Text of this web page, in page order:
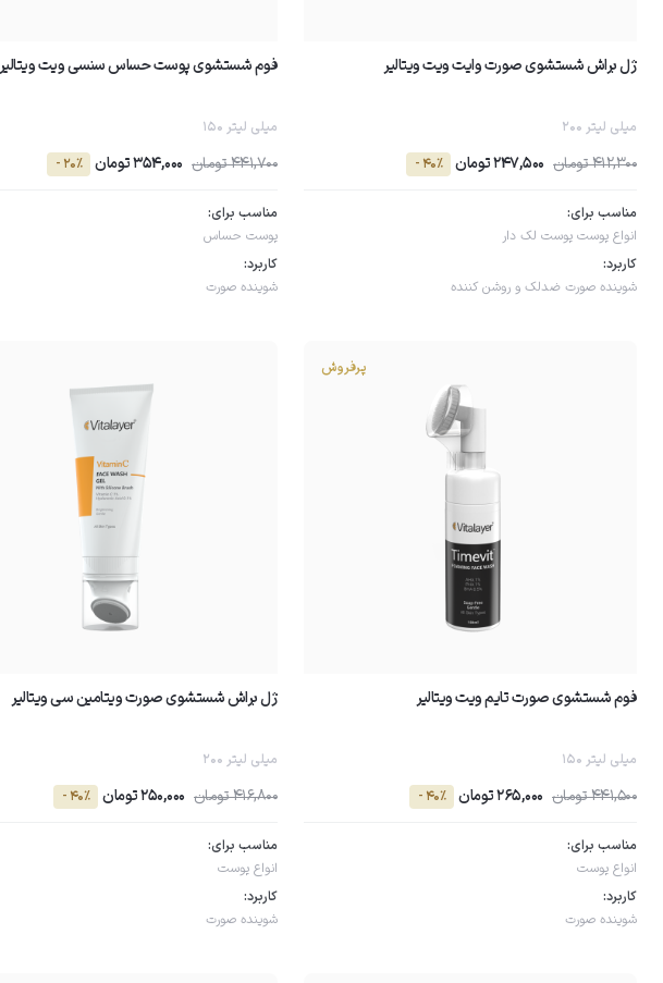
ژل براش شستشوی صورت وایت ویت ویتالیر
200 میلی لیتر
412,300 تومان 247,500 تومان - 40٪
مناسب برای:
انواع پوست پوست لک دار
کاربرد:
شوینده صورت ضدلک و روشن کننده
فوم شستشوی پوست حساس سنسی ویت ویتالیر
150 میلی لیتر
441,700 تومان 354,000 تومان - 20٪
مناسب برای:
پوست حساس
کاربرد:
شوینده صورت
فوم شستشوی صورت تایم ویت ویتالیر
150 میلی لیتر
441,500 تومان 265,000 تومان - 40٪
مناسب برای:
انواع پوست
کاربرد:
شوینده صورت
پرفروش
ژل براش شستشوی صورت ویتامین سی ویتالیر
200 میلی لیتر
416,800 تومان 250,000 تومان - 40٪
مناسب برای:
انواع پوست
کاربرد:
شوینده صورت